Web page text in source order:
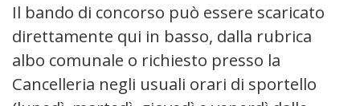
Il bando di concorso può essere scaricato
direttamente qui in basso, dalla rubrica
albo comunale o richiesto presso la
Cancelleria negli usuali orari di sportello